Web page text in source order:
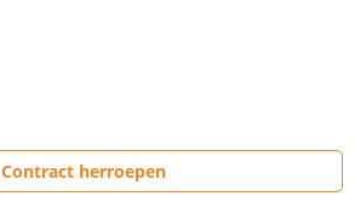
Contract herroepen